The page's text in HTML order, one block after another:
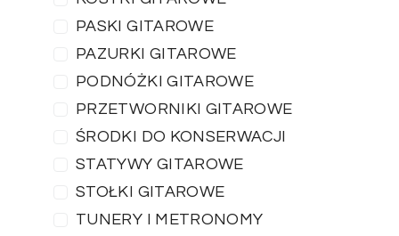
PASKI GITAROWE
PAZURKI GITAROWE
PODNÓŻKI GITAROWE
PRZETWORNIKI GITAROWE
ŚRODKI DO KONSERWACJI
STATYWY GITAROWE
STOŁKI GITAROWE
TUNERY I METRONOMY